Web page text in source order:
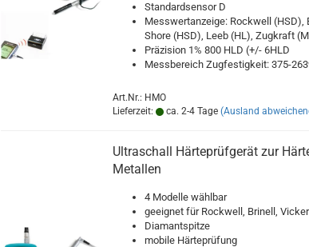
Standardsensor D
Messwertanzeige: Rockwell (HSD),
Shore (HSD), Leeb (HL), Zugkraft
Präzision 1% 800 HLD (+/- 6HLD
Messbereich Zugfestigkeit: 375-
Art.Nr.: HMO
Lieferzeit:
ca. 2-4 Tage (Ausland
Ultraschall Härteprüfgerät zur
Metallen
4 Modelle wählbar
geeignet für Rockwell, Brinell,
Diamantspitze
mobile Härteprüfung